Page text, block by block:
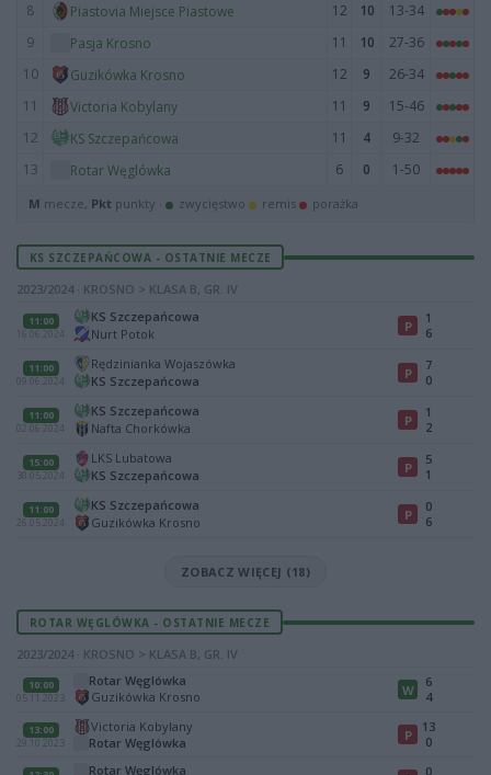
8
Piastovia Miejsce Piastowe 12 10
13-34
9
Pasja Krosno 11 10
27-36
10
Guzikówka Krosno 12 9
26-34
11
Victoria Kobylany 11 9
15-46
12
KS Szczepańcowa 11 4
9-32
13
Rotar Węglówka 6 0 1-50
M mecze, Pkt punkty · zwycięstwo remis porażka
KS SZCZEPAŃCOWA - OSTATNIE MECZE
2023/2024 · KROSNO > KLASA B, GR. IV
11:00
16.06.2024
KS Szczepańcowa
Nurt Potok
P
1
6
11:00
09.06.2024
Rędzinianka Wojaszówka
KS Szczepańcowa
P
7
0
11:00
02.06.2024
KS Szczepańcowa
Nafta Chorkówka
P
1
2
15:00
30.05.2024
LKS Lubatowa
KS Szczepańcowa
P
5
1
11:00
26.05.2024
KS Szczepańcowa
Guzikówka Krosno
P
0
6
ZOBACZ WIĘCEJ (18)
ROTAR WĘGLÓWKA - OSTATNIE MECZE
2023/2024 · KROSNO > KLASA B, GR. IV
10:00
05.11.2023
Rotar Węglówka
Guzikówka Krosno
W
6
4
13:00
29.10.2023
Victoria Kobylany
Rotar Węglówka
P
13
0
Rotar Węglówka
0